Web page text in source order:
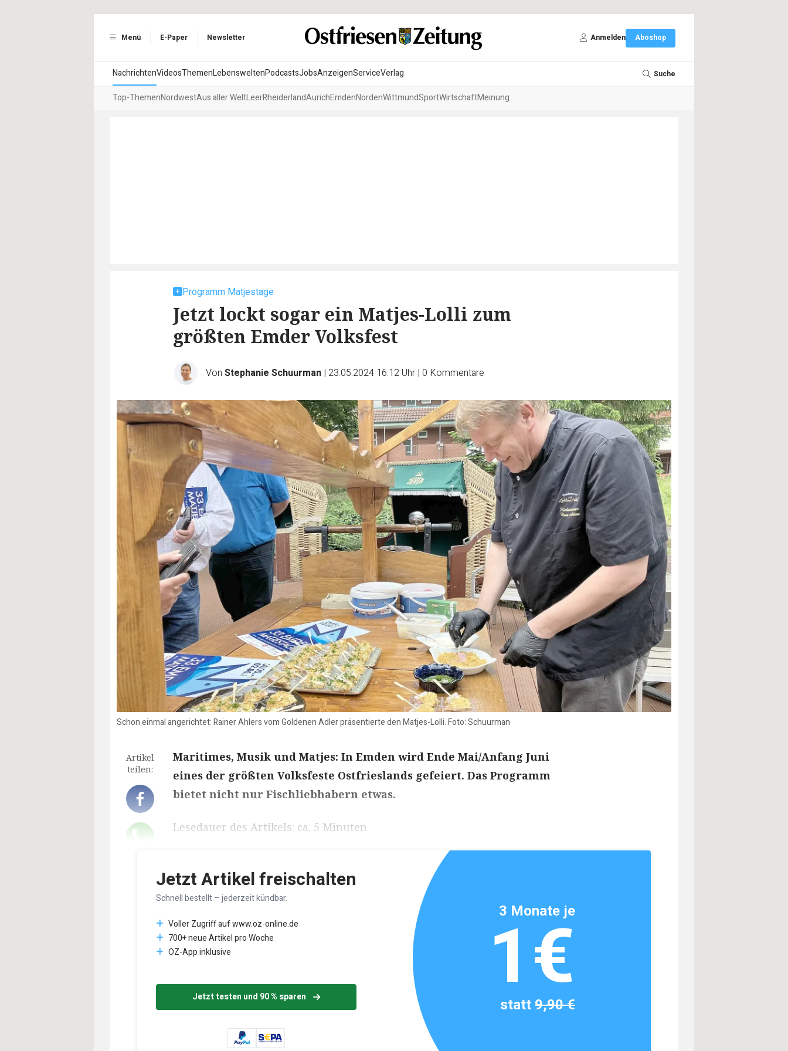
Menü E-Paper Newsletter Anmelden Aboshop
NachrichtenVideosThemenLebensweltenPodcastsJobsAnzeigenServiceVerlag Suche
Top-ThemenNordwestAus aller WeltLeerRheiderlandAurichEmdenNordenWittmundSportWirtschaftMeinung
Programm Matjestage
Jetzt lockt sogar ein Matjes-Lolli zum
größten Emder Volksfest
Von Stephanie Schuurman | 23.05.2024 16:12 Uhr | 0 Kommentare
Schon einmal angerichtet: Rainer Ahlers vom Goldenen Adler präsentierte den Matjes-Lolli. Foto: Schuurman
Artikel
teilen:
Maritimes, Musik und Matjes: In Emden wird Ende Mai/Anfang Juni
eines der größten Volksfeste Ostfrieslands gefeiert. Das Programm
bietet nicht nur Fischliebhabern etwas.
Lesedauer des Artikels: ca. 5 Minuten
Jetzt Artikel freischalten
Schnell bestellt – jederzeit kündbar.
Voller Zugriff auf www.oz-online.de
700+ neue Artikel pro Woche
OZ-App inklusive
Jetzt testen und 90 % sparen
3 Monate je
1€
statt9,90 €